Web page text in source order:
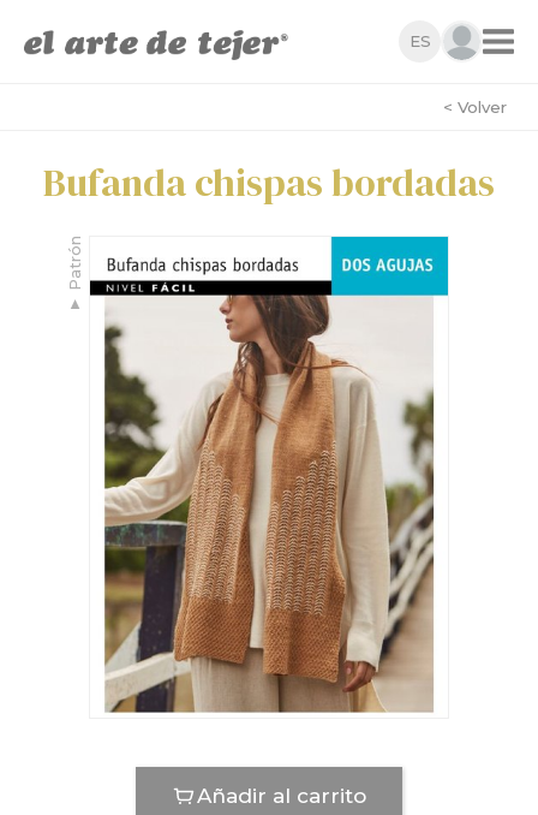
ES
< Volver
Bufanda chispas bordadas
▼
Patrón
Añadir al carrito